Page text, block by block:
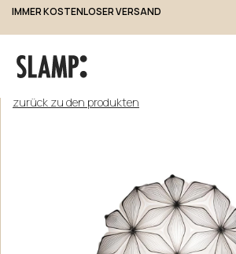
IMMER KOSTENLOSER VERSAND
zurück zu den produkten